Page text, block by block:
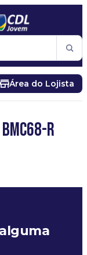
Área do Lojista
BMC68-R